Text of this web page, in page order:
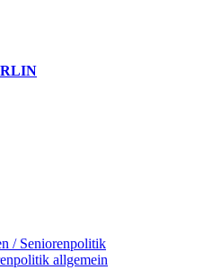
/ Seniorenpolitik
allgemein